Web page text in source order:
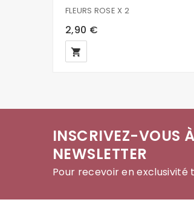
FLEURS ROSE X 2
2,90 €
local_grocery_store
INSCRIVEZ-VOUS
NEWSLETTER
Pour recevoir en